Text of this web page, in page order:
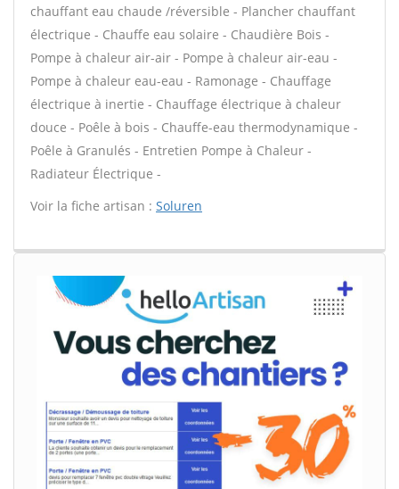
chauffant eau chaude /réversible - Plancher chauffant
électrique - Chauffe eau solaire - Chaudière Bois -
Pompe à chaleur air-air - Pompe à chaleur air-eau -
Pompe à chaleur eau-eau - Ramonage - Chauffage
électrique à inertie - Chauffage électrique à chaleur
douce - Poêle à bois - Chauffe-eau thermodynamique -
Poêle à Granulés - Entretien Pompe à Chaleur -
Radiateur Électrique -
Voir la fiche artisan : Soluren